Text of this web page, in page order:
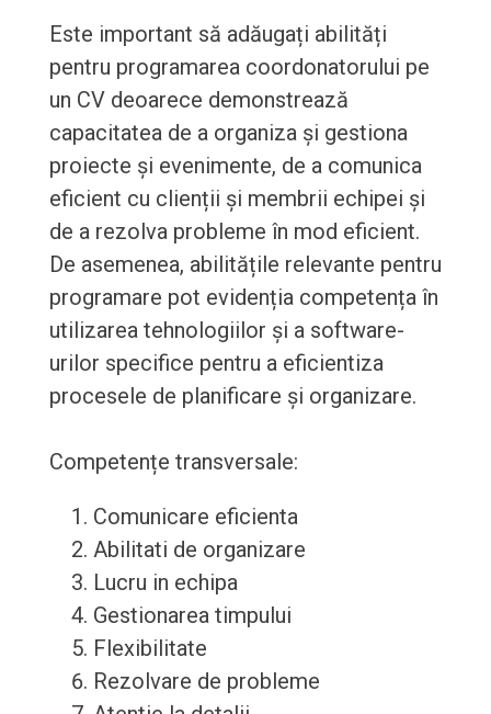
Este important să adăugați abilități
pentru programarea coordonatorului pe
un CV deoarece demonstrează
capacitatea de a organiza și gestiona
proiecte și evenimente, de a comunica
eficient cu clienții și membrii echipei și
de a rezolva probleme în mod eficient.
De asemenea, abilitățile relevante pentru
programare pot evidenția competența în
utilizarea tehnologiilor și a software-
urilor specifice pentru a eficientiza
procesele de planificare și organizare.
Competențe transversale:
Comunicare eficienta
Abilitati de organizare
Lucru in echipa
Gestionarea timpului
Flexibilitate
Rezolvare de probleme